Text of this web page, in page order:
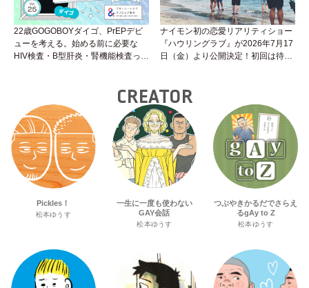
22歳GOGOBOYダイゴ、PrEPデビ
ューを考える。始める前に必要な
HIV検査・B型肝炎・腎機能検査っ
生に聞けばイイ！（Vol.25）
ナイモン初の恋愛リアリティショー
『ハウリングラブ』が2026年7月17
日（金）より公開決定！初回は待望
CREATOR
Pickles！
松本ゆうす
一生に一度も使わない
GAY会話
松本ゆうす
つぶやきかるだでさらえ
るgAy to Z
松本ゆうす